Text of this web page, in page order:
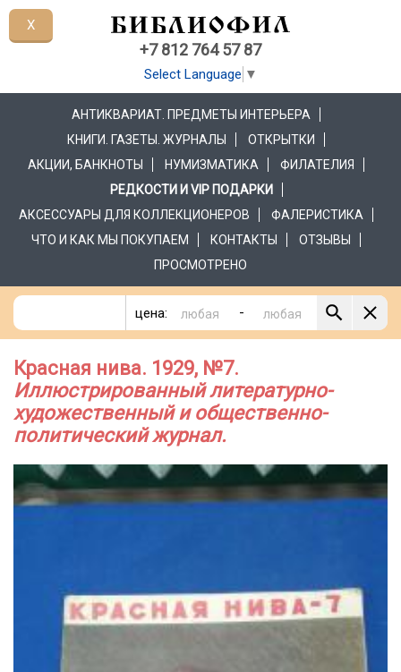
+7 812 764 57 87
Select Language ▼
АНТИКВАРИАТ. ПРЕДМЕТЫ ИНТЕРЬЕРА
КНИГИ. ГАЗЕТЫ. ЖУРНАЛЫ
ОТКРЫТКИ
АКЦИИ, БАНКНОТЫ
НУМИЗМАТИКА
ФИЛАТЕЛИЯ
РЕДКОСТИ И VIP ПОДАРКИ
АКСЕССУАРЫ ДЛЯ КОЛЛЕКЦИОНЕРОВ
ФАЛЕРИСТИКА
ЧТО И КАК МЫ ПОКУПАЕМ
КОНТАКТЫ
ОТЗЫВЫ
ПРОСМОТРЕНО
цена: -
Красная нива. 1929, №7.
Иллюстрированный литературно-
художественный и общественно-
политический журнал.
X